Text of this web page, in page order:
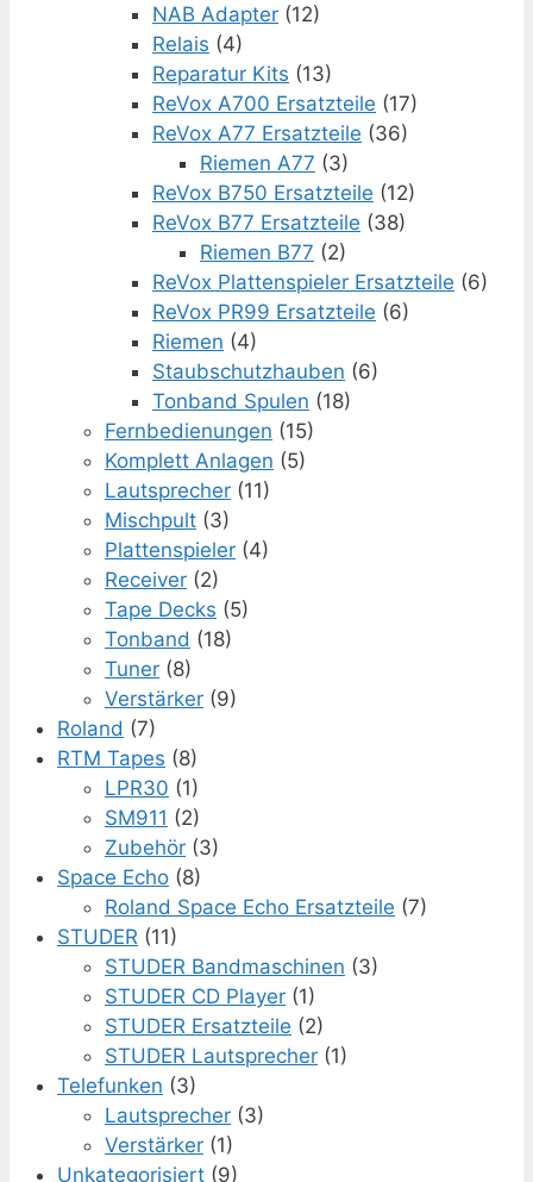
NAB Adapter (12)
Relais (4)
Reparatur Kits (13)
ReVox A700 Ersatzteile (17)
ReVox A77 Ersatzteile (36)
Riemen A77 (3)
ReVox B750 Ersatzteile (12)
ReVox B77 Ersatzteile (38)
Riemen B77 (2)
ReVox Plattenspieler Ersatzteile (6)
ReVox PR99 Ersatzteile (6)
Riemen (4)
Staubschutzhauben (6)
Tonband Spulen (18)
Fernbedienungen (15)
Komplett Anlagen (5)
Lautsprecher (11)
Mischpult (3)
Plattenspieler (4)
Receiver (2)
Tape Decks (5)
Tonband (18)
Tuner (8)
Verstärker (9)
Roland (7)
RTM Tapes (8)
LPR30 (1)
SM911 (2)
Zubehör (3)
Space Echo (8)
Roland Space Echo Ersatzteile (7)
STUDER (11)
STUDER Bandmaschinen (3)
STUDER CD Player (1)
STUDER Ersatzteile (2)
STUDER Lautsprecher (1)
Telefunken (3)
Lautsprecher (3)
Verstärker (1)
Unkategorisiert (9)